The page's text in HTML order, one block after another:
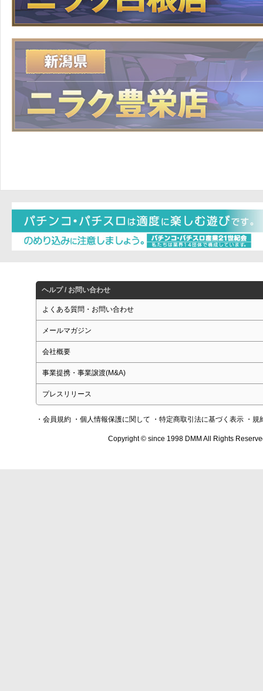
ヘルプ / お問い合わせ
よくある質問・お問い合わせ
メールマガジン
会社概要
事業提携・事業譲渡(M&A)
プレスリリース
・会員規約 ・個人情報保護に関して ・特定商取引法に基づく表示 ・規
Copyright © since 1998 DMM All Rights